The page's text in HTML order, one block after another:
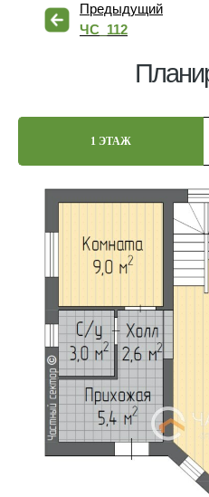
Предыдущий
ЧС_112
1 ЭТАЖ